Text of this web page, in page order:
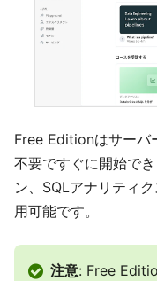
Free Editionはサーバ
不要ですぐに開始で
ン、SQLアナリティ
用可能です。
注意: Free